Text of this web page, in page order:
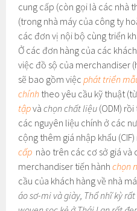
cung cấp (còn gọi là các nhà
(trong nhà máy của công ty
các đơn vị nội bộ cùng triển
Ở các đơn hàng của các
việc đồ sộ của merchandiser
sẽ bao gồm việcphát triển
chính theo yêu cầu kỹ thuật
tậpvàchọn chất liệu (ODM)
các nguyên liệu chính ở các
cộng thêm giá nhập khẩu
cấp nào trên các cơ sở giá và
merchandiser tiến hànhchọn
cầu của khách hàng về nhà
áo sơ-mi và giày, Thổ nhĩ kỳ